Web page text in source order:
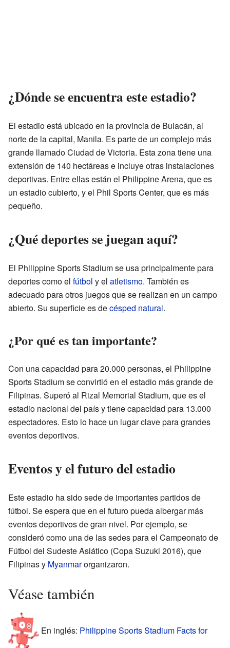
¿Dónde se encuentra este estadio?
El estadio está ubicado en la provincia de Bulacán, al
norte de la capital, Manila. Es parte de un complejo más
grande llamado Ciudad de Victoria. Esta zona tiene una
extensión de 140 hectáreas e incluye otras instalaciones
deportivas. Entre ellas están el Philippine Arena, que es
un estadio cubierto, y el Phil Sports Center, que es más
pequeño.
¿Qué deportes se juegan aquí?
El Philippine Sports Stadium se usa principalmente para
deportes como el fútbol y el atletismo. También es
adecuado para otros juegos que se realizan en un campo
abierto. Su superficie es decésped natural.
¿Por qué es tan importante?
Con una capacidad para 20.000 personas, el Philippine
Sports Stadium se convirtió en el estadio más grande de
Filipinas. Superó al Rizal Memorial Stadium, que es el
estadio nacional del país y tiene capacidad para 13.000
espectadores. Esto lo hace un lugar clave para grandes
eventos deportivos.
Eventos y el futuro del estadio
Este estadio ha sido sede de importantes partidos de
fútbol. Se espera que en el futuro pueda albergar más
eventos deportivos de gran nivel. Por ejemplo, se
consideró como una de las sedes para el Campeonato de
Fútbol del Sudeste Asiático (Copa Suzuki 2016), que
Filipinas y Myanmarorganizaron.
Véase también
En inglés: Philippine Sports Stadium Facts for